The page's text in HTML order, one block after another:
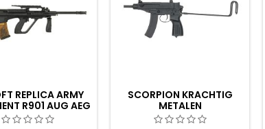
REPLICA ARMY
R901 AUG AEG
SCORPION KRACHTIG
METALEN
AIRSOFTPISTOOL